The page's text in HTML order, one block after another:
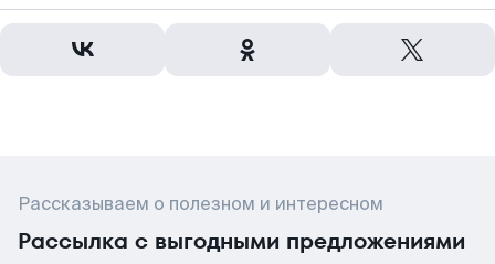
Рассказываем о полезном и интересном
Рассылка с выгодными предложениями